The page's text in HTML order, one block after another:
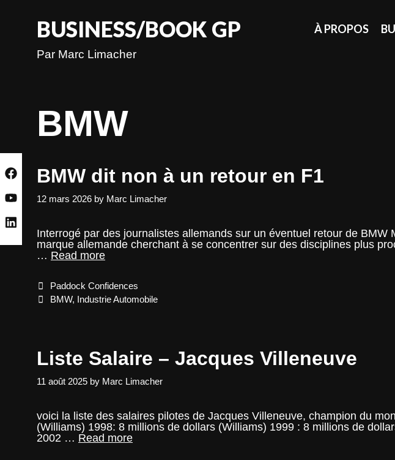
BUSINESS/BOOK GP
Par Marc Limacher
À PROPOS
BMW
BMW dit non à un retour en F1
12 mars 2026 by Marc Limacher
Interrogé par des journalistes allemands sur un éventuel retour de
marque allemande cherchant à se concentrer sur des disciplines plus
… Read moreBMW
à
un
Categories
Paddock Confidences
Tags
BMW, Industrie Automobile
Liste Salaire – Jacques Villeneuve
11 août 2025 by Marc Limacher
voici la liste des salaires pilotes de Jacques Villeneuve, champion du
(Williams) 1998: 8 millions de dollars (Williams) 1999 : 8 millions de
2002 … Read moreListe